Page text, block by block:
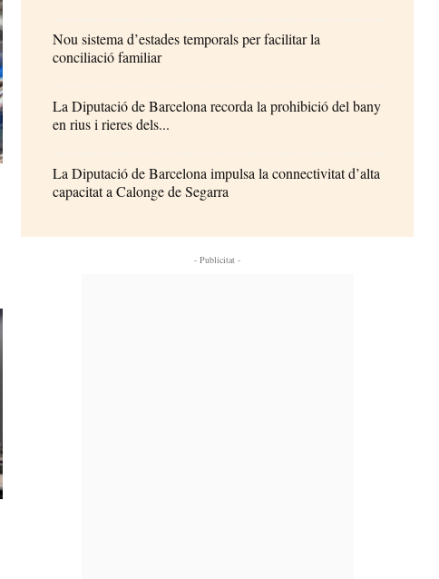
Nou sistema d’estades temporals per facilitar la
conciliació familiar
La Diputació de Barcelona recorda la prohibició del bany
en rius i rieres dels...
La Diputació de Barcelona impulsa la connectivitat d’alta
capacitat a Calonge de Segarra
- Publicitat -